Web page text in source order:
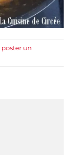
poster un